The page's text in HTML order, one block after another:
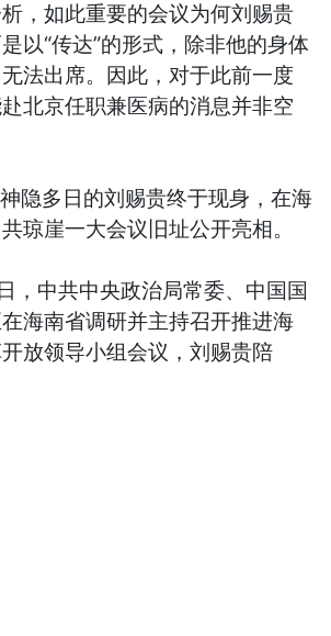
如此重要的会议为何刘赐贵
以“传达”的形式，除非他的身体
法出席。因此，对于此前一度
北京任职兼医病的消息并非空
多日的刘赐贵终于现身，在海
琼崖一大会议旧址公开亮相。
中共中央政治局常委、中国国
海南省调研并主持召开推进海
放领导小组会议，刘赐贵陪